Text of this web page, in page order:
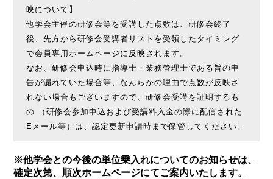
映について】
他学会主催の研修会等を受講した点数は、研修会終了
後、先方から研修会受講者リストを受領したタイミング
で会員専用ホームページに反映されます。
なお、研修会申込時に指導士・業務管理士である旨の申
告が漏れていた場合等、なんらかの理由で点数が反映さ
れない場合もございますので、研修会受講を証明するも
の （研修会参加申込および受講料入金の際に配信された
Eメール等）は、認定更新申請時まで保管してください。
※他学会との今後の単位乗入れについてのお知らせは、
確定次第、順次ホームページにてご案内いたします。